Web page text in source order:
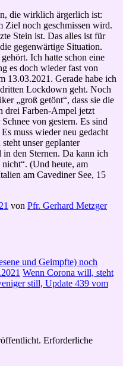
die wirklich ärgerlich ist:
Ziel noch geschmissen wird.
Stein ist. Das alles ist für
gegenwärtige Situation.
Ich hatte schon eine
es doch wieder fast von
13.03.2021. Gerade habe ich
Lockdown geht. Noch
„groß getönt“, dass sie die
drei Farben-Ampel jetzt
von gestern. Es sind
muss wieder neu gedacht
unser geplanter
in den Sternen. Da kann ich
(Und heute, am
am Cavediner See, 15
von Pfr. Gerhard Metzger
und Geimpfte) noch
Wenn Corona will, steht
still, Update 439 vom
Erforderliche